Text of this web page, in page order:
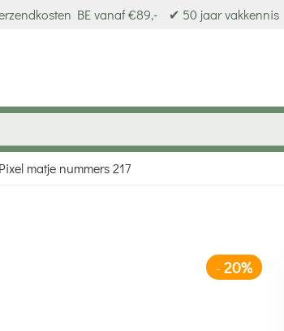
BE vanaf €89,- ✔ 50 jaar vakkennis
Pixel matje nummers 217